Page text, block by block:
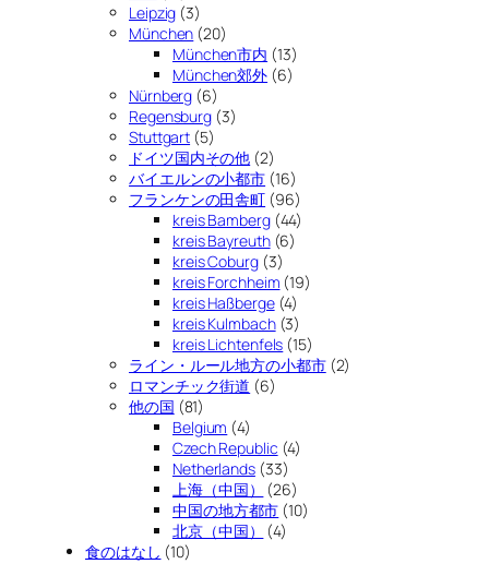
Leipzig (3)
München (20)
München市内 (13)
München郊外 (6)
Nürnberg (6)
Regensburg (3)
Stuttgart (5)
ドイツ国内その他 (2)
バイエルンの小都市 (16)
フランケンの田舎町 (96)
kreis Bamberg(44)
kreis Bayreuth(6)
kreis Coburg(3)
kreis Forchheim (19)
kreis Haßberge(4)
kreis Kulmbach(3)
kreis Lichtenfels (15)
ライン・ルール地方の小都市(2)
ロマンチック街道 (6)
他の国 (81)
Belgium (4)
Czech Republic (4)
Netherlands(33)
上海（中国）
(26)
中国の地方都市 (10)
北京（中国）
(4)
食のはなし (10)